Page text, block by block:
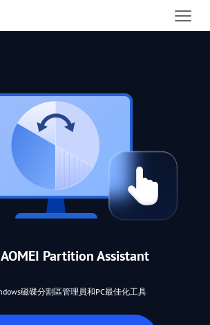
AOMEI Partition Assistant
磁碟分割區管理員和PC最佳化工具